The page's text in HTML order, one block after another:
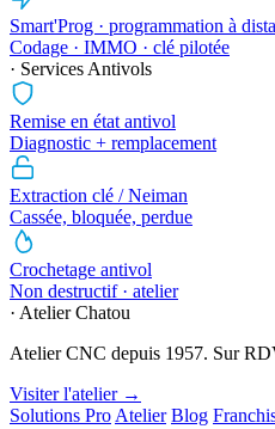
Smart'Prog · programmation à
Codage · IMMO · clé pilotée
· Services Antivols
Remise en état antivol
Diagnostic + remplacement
Extraction clé / Neiman
Cassée, bloquée, perdue
Crochetage antivol
Non destructif · atelier
· Atelier Chatou
Atelier CNC depuis 1957. Sur
Visiter l'atelier →
Solutions Pro Atelier Blog